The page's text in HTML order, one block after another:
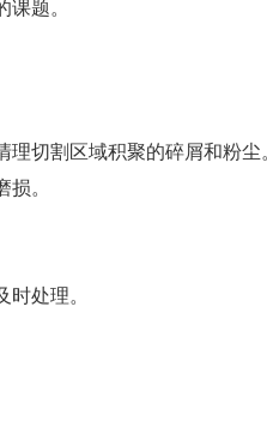
题。
切割区域积聚的碎屑和粉尘
。
处理。